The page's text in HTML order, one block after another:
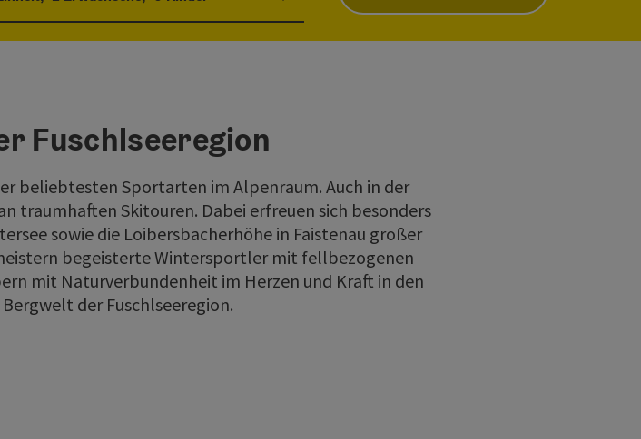
und Personenfelder
Fuschlseeregion
beliebtesten Sportarten im Alpenraum. Auch in der
traumhaften Skitouren. Dabei erfreuen sich besonders
sowie die Loibersbacherhöhe in Faistenau großer
begeisterte Wintersportler mit fellbezogenen
mit Naturverbundenheit im Herzen und Kraft in den
der Fuschlseeregion.